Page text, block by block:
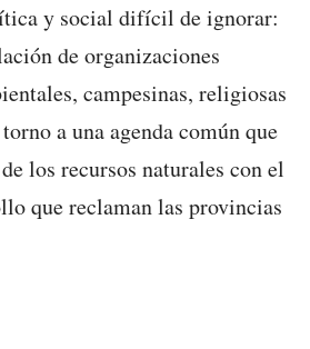
y social difícil de ignorar:
de organizaciones
campesinas, religiosas
a una agenda común que
los recursos naturales con el
que reclaman las provincias